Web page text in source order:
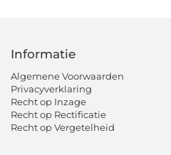
Informatie
Algemene Voorwaarden
Privacyverklaring
Recht op Inzage
Recht op Rectificatie
Recht op Vergetelheid